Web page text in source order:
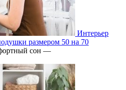
Интерьер
размером 50 на 70
сон —